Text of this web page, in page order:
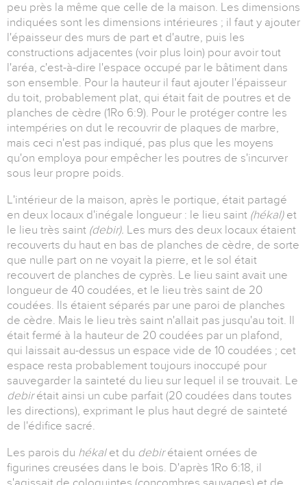
peu près la même que celle de la maison. Les dimensions
indiquées sont les dimensions intérieures ; il faut y ajouter
l'épaisseur des murs de part et d'autre, puis les
constructions adjacentes (voir plus loin) pour avoir tout
l'aréa, c'est-à-dire l'espace occupé par le bâtiment dans
son ensemble. Pour la hauteur il faut ajouter l'épaisseur
du toit, probablement plat, qui était fait de poutres et de
planches de cèdre (1Ro 6:9). Pour le protéger contre les
intempéries on dut le recouvrir de plaques de marbre,
mais ceci n'est pas indiqué, pas plus que les moyens
qu'on employa pour empêcher les poutres de s'incurver
sous leur propre poids.
L'intérieur de la maison, après le portique, était partagé
en deux locaux d'inégale longueur : le lieu saint (hékal) et
le lieu très saint (debir). Les murs des deux locaux étaient
recouverts du haut en bas de planches de cèdre, de sorte
que nulle part on ne voyait la pierre, et le sol était
recouvert de planches de cyprès. Le lieu saint avait une
longueur de 40 coudées, et le lieu très saint de 20
coudées. Ils étaient séparés par une paroi de planches
de cèdre. Mais le lieu très saint n'allait pas jusqu'au toit. Il
était fermé à la hauteur de 20 coudées par un plafond,
qui laissait au-dessus un espace vide de 10 coudées ; cet
espace resta probablement toujours inoccupé pour
sauvegarder la sainteté du lieu sur lequel il se trouvait. Le
debirétait ainsi un cube parfait (20 coudées dans toutes
les directions), exprimant le plus haut degré de sainteté
de l'édifice sacré.
Les parois du hékal et du debirétaient ornées de
figurines creusées dans le bois. D'après 1Ro 6:18, il